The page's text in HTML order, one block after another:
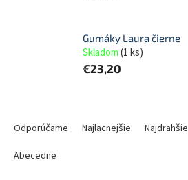
Gumáky Laura čierne
Skladom(1 ks)
€23,20
Odporúčame Najlacnejšie Najdrahšie
Abecedne